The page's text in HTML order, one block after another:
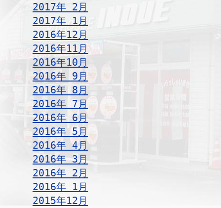
2017年 2月
2017年 1月
2016年12月
2016年11月
2016年10月
2016年 9月
2016年 8月
2016年 7月
2016年 6月
2016年 5月
2016年 4月
2016年 3月
2016年 2月
2016年 1月
2015年12月